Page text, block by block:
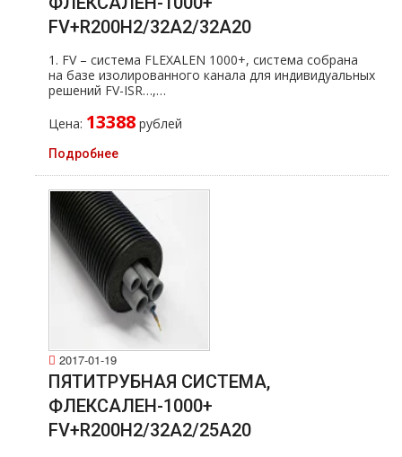
FV+R200H2/32A2/32A20
1. FV – система FLEXALEN 1000+, система собрана
на базе изолированного канала для индивидуальных
решений FV-ISR…,…
Цена: 13388 рублей
Подробнее
2017-01-19
ПЯТИТРУБНАЯ СИСТЕМА,
ФЛЕКСАЛЕН-1000+
FV+R200H2/32A2/25A20